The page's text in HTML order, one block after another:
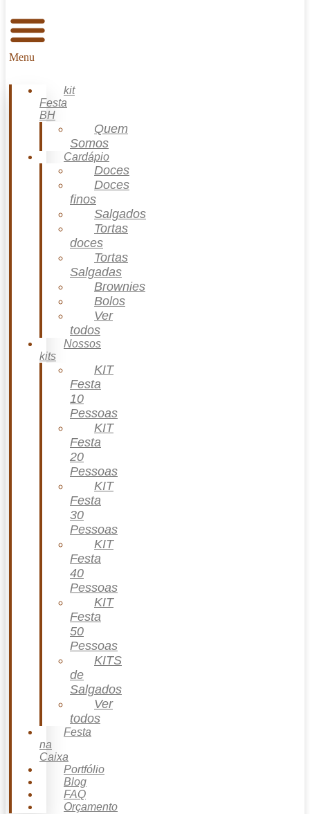
Menu
kit
Festa
BH
Quem
Somos
Cardápio
Doces
Doces
finos
Salgados
Tortas
doces
Tortas
Salgadas
Brownies
Bolos
Ver
todos
Nossos
kits
KIT
Festa
10
Pessoas
KIT
Festa
20
Pessoas
KIT
Festa
30
Pessoas
KIT
Festa
40
Pessoas
KIT
Festa
50
Pessoas
KITS
de
Salgados
Ver
todos
Festa
na
Caixa
Portfólio
Blog
FAQ
Orçamento